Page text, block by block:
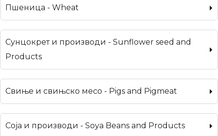
Пшеница - Wheat
Сунцокрет и производи - Sunflower seed and
Products
Свиње и свињско месо - Pigs and Pigmeat
Соја и производи - Soya Beans and Products